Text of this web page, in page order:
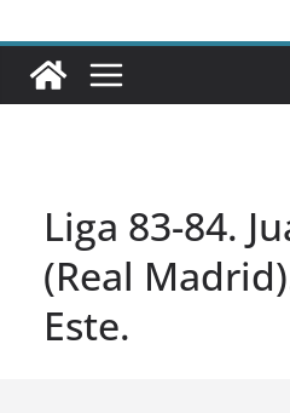
Liga 83-84.
(Real
Este.